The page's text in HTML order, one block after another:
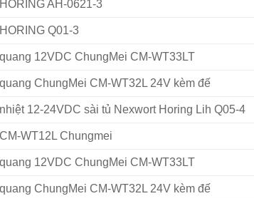
AH-0621-3
Q01-3
12VDC ChungMei CM-WT33LT
ChungMei CM-WT32L 24V kèm đế
12-24VDC sài tủ Nexwort Horing Lih Q05-4
WT12L Chungmei
12VDC ChungMei CM-WT33LT
ChungMei CM-WT32L 24V kèm đế